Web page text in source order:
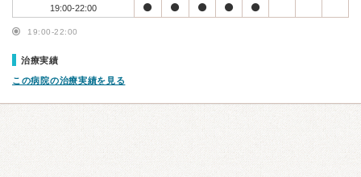
19:00-22:00
19:00-22:00
治療実績
この病院の治療実績を見る